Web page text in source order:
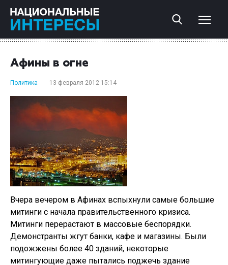
Афины в огне
Политика 13 февраля 2012 15:14
Вчера вечером в Афинах вспыхнули самые большие
митинги с начала правительственного кризиса.
Митинги перерастают в массовые беспорядки.
Демонстранты жгут банки, кафе и магазины. Были
подожжены более 40 зданий, некоторые
митингующие даже пытались поджечь здание